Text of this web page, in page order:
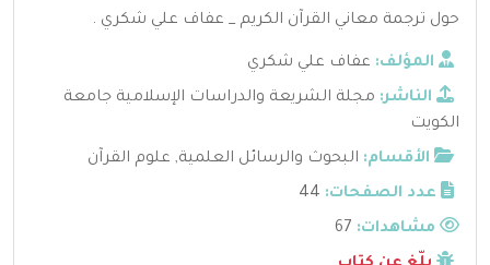
حول ترجمة معاني القرآن الكريم _ عفاف علي شكري .
المؤلف: عفاف علي شكري
الناشر: مجلة الشريعة والدراسات الإسلامية جامعة
الكويت
الأقسام: البحوث والرسائل العلمية, علوم القرآن
عدد الصفحات: 44
مشاهدات: